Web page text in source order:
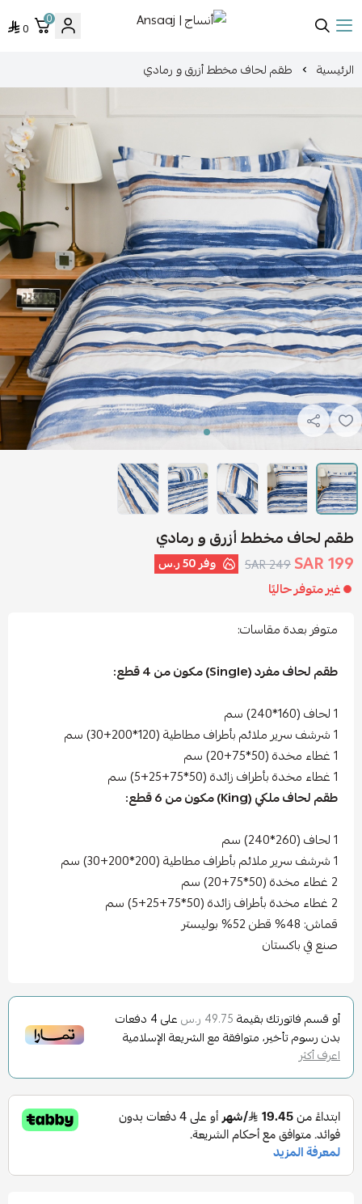
أنساج | Ansaaj
0
0
الرئيسية طقم لحاف مخطط أزرق و رمادي
طقم لحاف مخطط أزرق و رمادي
199 SAR
249 SAR وفر50 ر.س
غير متوفر حاليًا
متوفر بعدة مقاسات:
طقم لحاف مفرد (Single) مكون من 4 قطع:
1 لحاف (160*240) سم
1 شرشف سرير ملائم بأطراف مطاطية (120*200+30) سم
1 غطاء مخدة (50*75+20) سم
1 غطاء مخدة بأطراف زائدة (50*75+25+5) سم
طقم لحاف ملكي (King) مكون من 6 قطع:
1 لحاف (260*240) سم
1 شرشف سرير ملائم بأطراف مطاطية (200*200+30) سم
2 غطاء مخدة (50*75+20) سم
2 غطاء مخدة بأطراف زائدة (50*75+25+5) سم
قماش: 48% قطن 52% بوليستر
صنع في باكستان
أو قسم فاتورتك بقيمة 49.75 ر.س على4 دفعات
بدون رسوم تأخير، متوافقة مع الشريعة الإسلامية
اعرف أكثر